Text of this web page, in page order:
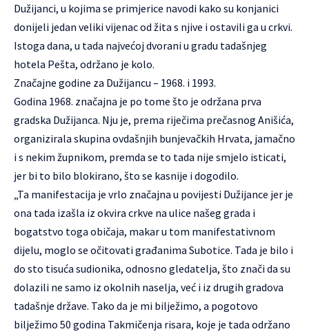
Dužijanci, u kojima se primjerice navodi kako su konjanici
donijeli jedan veliki vijenac od žita s njive i ostavili ga u crkvi.
Istoga dana, u tada najvećoj dvorani u gradu tadašnjeg
hotela Pešta, održano je kolo.
Značajne godine za Dužijancu – 1968. i 1993.
Godina 1968. značajna je po tome što je održana prva
gradska Dužijanca. Nju je, prema riječima prečasnog Anišića,
organizirala skupina ovdašnjih bunjevačkih Hrvata, jamačno
i s nekim župnikom, premda se to tada nije smjelo isticati,
jer bi to bilo blokirano, što se kasnije i dogodilo.
„Ta manifestacija je vrlo značajna u povijesti Dužijance jer je
ona tada izašla iz okvira crkve na ulice našeg grada i
bogatstvo toga običaja, makar u tom manifestativnom
dijelu, moglo se očitovati građanima Subotice. Tada je bilo i
do sto tisuća sudionika, odnosno gledatelja, što znači da su
dolazili ne samo iz okolnih naselja, već i iz drugih gradova
tadašnje države. Tako da je mi bilježimo, a pogotovo
bilježimo 50 godina Takmičenja risara, koje je tada održano